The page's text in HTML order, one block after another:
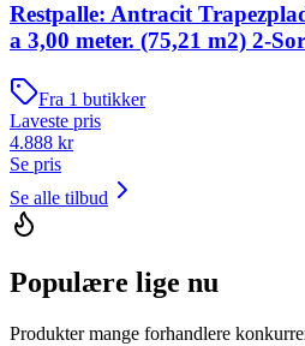
Restpalle: Antracit
a 3,00 meter. (75,21 m2) 2-
Fra 1 butikker
Laveste pris
4.888 kr
Se pris
Se alle tilbud
Populære lige nu
Produkter mange forhandlere